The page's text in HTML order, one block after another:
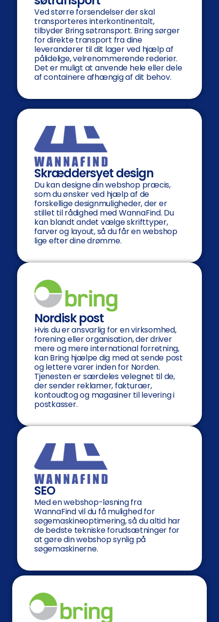
Ved større forsendelser der skal
transporteres interkontinentalt,
tilbyder Bring søtransport. Bring sørger
for direkte transport fra dine
leverandører til dit lager ved hjælp af
pålidelige, velrenommerende rederier.
Det er muligt at anvende hele eller dele
af containere afhængig af dit behov.
Skræddersyet design
Du kan designe din webshop præcis,
som du ønsker ved hjælp af de
forskellige designmuligheder, der er
stillet til rådighed med WannaFind. Du
kan blandt andet vælge skrifttyper,
farver og layout, så du får en webshop
lige efter dine drømme.
Nordisk post
Hvis du er ansvarlig for en virksomhed,
forening eller organisation, der driver
mere og mere international forretning,
kan Bring hjælpe dig med at sende post
og lettere varer inden for Norden.
Tjenesten er særdeles velegnet til de,
der sender reklamer, fakturaer,
kontoudtog og magasiner til levering i
postkasser.
SEO
Med en webshop-løsning fra
WannaFind vil du få mulighed for
søgemaskineoptimering, så du altid har
de bedste tekniske forudsætninger for
at gøre din webshop synlig på
søgemaskinerne.